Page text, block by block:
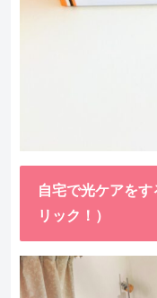
自宅で光ケアを
リック！）